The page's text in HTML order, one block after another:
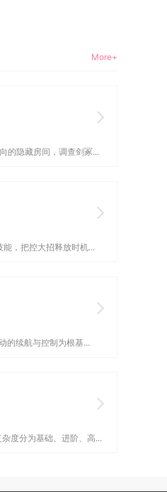
More+
的隐藏房间，调查剑冢...
，把控大招释放时机...
的续航与控制为根基...
度分为基础、进阶、高...